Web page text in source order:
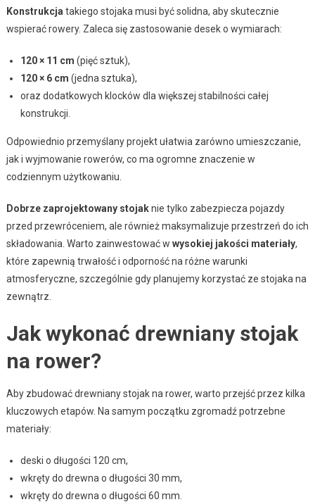
Konstrukcja takiego stojaka musi być solidna, aby skutecznie
wspierać rowery. Zaleca się zastosowanie desek o wymiarach:
120 × 11 cm (pięć sztuk),
120 × 6 cm (jedna sztuka),
oraz dodatkowych klocków dla większej stabilności całej
konstrukcji.
Odpowiednio przemyślany projekt ułatwia zarówno umieszczanie,
jak i wyjmowanie rowerów, co ma ogromne znaczenie w
codziennym użytkowaniu.
Dobrze zaprojektowany stojaknie tylko zabezpiecza pojazdy
przed przewróceniem, ale również maksymalizuje przestrzeń do ich
składowania. Warto zainwestować w wysokiej jakości materiały,
które zapewnią trwałość i odporność na różne warunki
atmosferyczne, szczególnie gdy planujemy korzystać ze stojaka na
zewnątrz.
Jak wykonać drewniany stojak
na rower?
Aby zbudować drewniany stojak na rower, warto przejść przez kilka
kluczowych etapów. Na samym początku zgromadź potrzebne
materiały:
deski o długości 120 cm,
wkręty do drewna o długości 30 mm,
wkręty do drewna o długości 60 mm.